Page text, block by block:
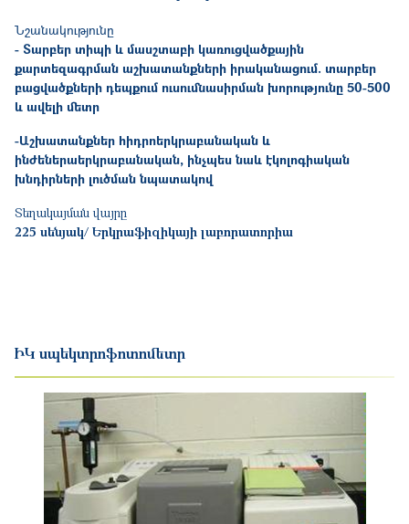
Նշանակությունը
- Տարբեր տիպի և մասշտաբի կառուցվածքային
քարտեզագրման աշխատանքների իրականացում. տարբեր
բացվածքների դեպքում ուսումնասիրման խորությունը 50-500
և ավելի մետր
-Աշխատանքներ հիդրոերկրաբանական և
ինժեներաերկրաբանական, ինչպես նաև էկոլոգիական
խնդիրների լուծման նպատակով
Տեղակայման վայրը
225 սենյակ/ Երկրաֆիզիկայի լաբորատորիա
ԻԿ սպեկտրոֆոտոմետր